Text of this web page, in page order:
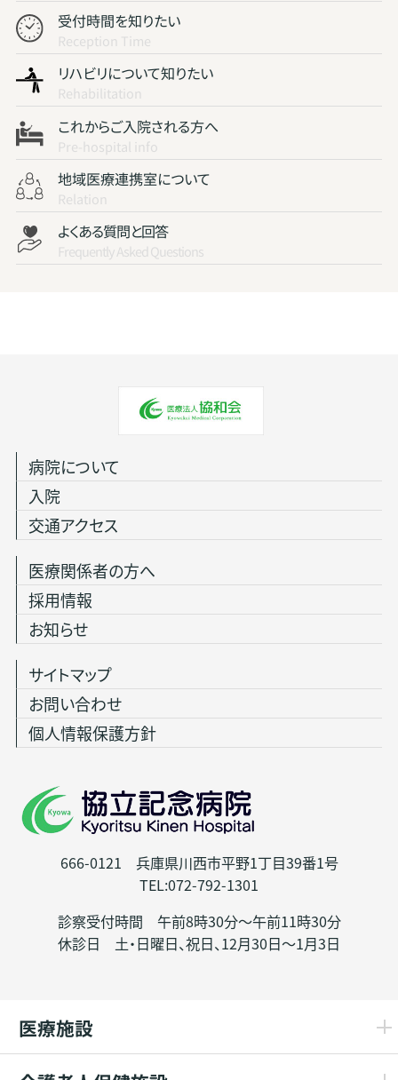
受付時間を知りたい
Reception Time
リハビリについて知りたい
Rehabilitation
これからご入院される方へ
Pre-hospital info
地域医療連携室について
Relation
よくある質問と回答
Frequently Asked Questions
666-0121 兵庫県川西市平野1丁目39番1号
TEL:072-792-1301
診察受付時間 午前8時30分～午前11時30分
休診日 土・日曜日、祝日、12月30日～1月3日
病院について
入院
交通アクセス
医療関係者の方へ
採用情報
お知らせ
サイトマップ
お問い合わせ
個人情報保護方針
医療施設